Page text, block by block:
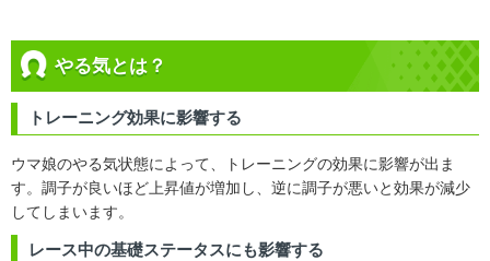
やる気とは？
トレーニング効果に影響する
ウマ娘のやる気状態によって、トレーニングの効果に影響が出ま
す。調子が良いほど上昇値が増加し、逆に調子が悪いと効果が減少
してしまいます。
レース中の基礎ステータスにも影響する